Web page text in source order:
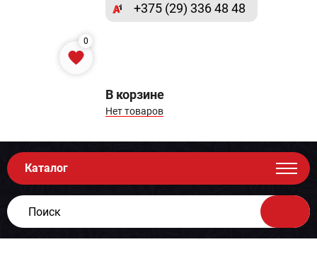
+375 (29) 336 48 48
0
В корзине
Нет товаров
Каталог